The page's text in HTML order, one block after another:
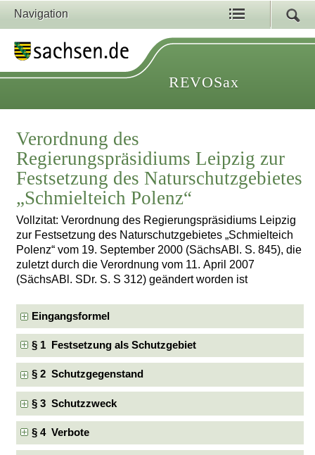
Navigation
REVOSax
Verordnung des
Regierungspräsidiums Leipzig zur
Festsetzung des Naturschutzgebietes
„Schmielteich Polenz“
Vollzitat: Verordnung des Regierungspräsidiums Leipzig
zur Festsetzung des Naturschutzgebietes „Schmielteich
Polenz“ vom 19. September 2000 (SächsABl. S. 845), die
zuletzt durch die Verordnung vom 11. April 2007
(SächsABl. SDr. S. S 312) geändert worden ist
Eingangsformel
§ 1 Festsetzung als Schutzgebiet
§ 2 Schutzgegenstand
§ 3 Schutzzweck
§ 4 Verbote